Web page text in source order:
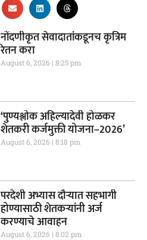
नोंदणीकृत सेवादातांकडूनच कृत्रिम
रेतन करा
August 6, 2026 8:25 pm
‘पुण्यश्लोक अहिल्यादेवी होळकर
शेतकरी कर्जमुक्ती योजना–2026’
August 6, 2026 8:18 pm
परदेशी अभ्यास दौऱ्यात सहभागी
होण्यासाठी शेतकऱ्यांनी अर्ज
करण्याचे आवाहन
August 6, 2026 8:02 pm